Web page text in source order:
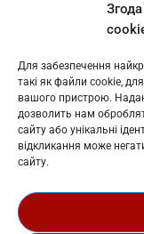
Для забезпечення
такі як файли cookie,
вашого пристрою.
дозволить нам
сайту або унікальні
відкликання може
сайту.
: L11-01410
: L11-01801
Косів: L11-01805
Гарасимів: L11-02274